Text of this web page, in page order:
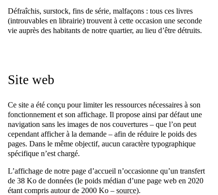
Défraîchis, surstock, fins de série, malfaçons : tous ces livres
(introuvables en librairie) trouvent à cette occasion une seconde
vie auprès des habitants de notre quartier, au lieu d’être détruits.
Site web
Ce site a été conçu pour limiter les ressources nécessaires à son
fonctionnement et son affichage. Il propose ainsi par défaut une
navigation sans les images de nos couvertures – que l’on peut
cependant afficher à la demande – afin de réduire le poids des
pages. Dans le même objectif, aucun caractère typographique
spécifique n’est chargé.
L’affichage de notre page d’accueil n’occasionne qu’un transfert
de 38 Ko de données (le poids médian d’une page web en 2020
étant compris autour de 2000 Ko – source).